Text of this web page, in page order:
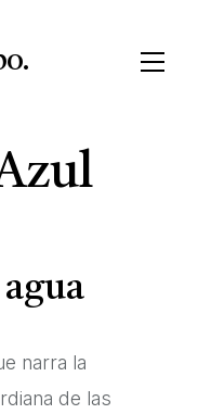
narra la
de las